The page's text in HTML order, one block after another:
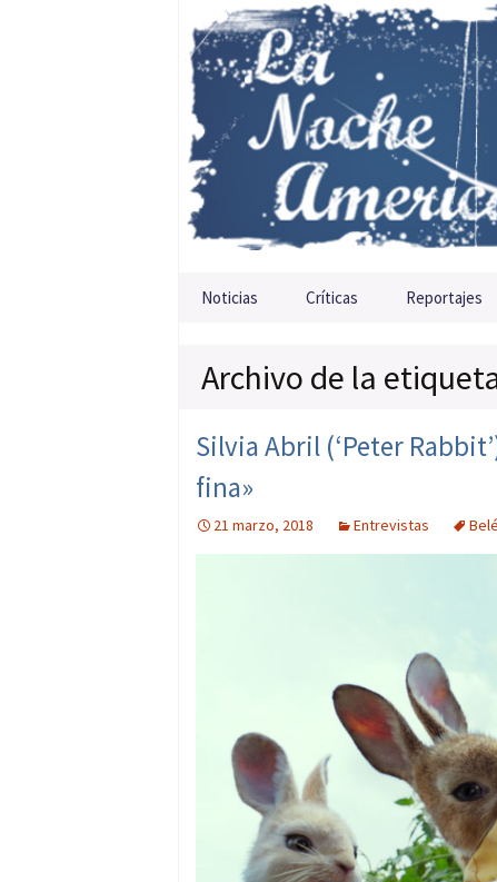
Saltar al contenido
Noticias Críticas Reportajes
Archivo de la
Silvia Abril (‘Peter
fina»
21 marzo, 2018 Entrevistas